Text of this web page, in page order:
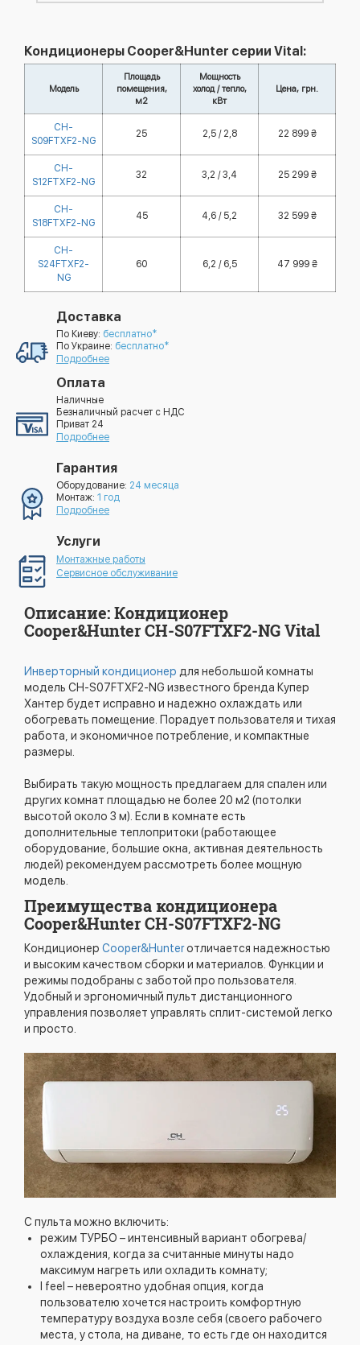
Кондиционеры Cooper&Hunter серии Vital:
Модель
Площадь
помещения,
м2
Мощность
холод / тепло,
кВт
Цена, грн.
CH-
S09FTXF2-NG
25 2,5 / 2,8 22 899 ₴
CH-
S12FTXF2-NG
32 3,2 / 3,4 25 299 ₴
CH-
S18FTXF2-NG
45 4,6 / 5,2 32 599 ₴
CH-
S24FTXF2-
NG
60 6,2 / 6,5 47 999 ₴
Доставка
По Киеву: бесплатно*
По Украине: бесплатно*
Подробнее
Оплата
Наличные
Безналичный расчет с НДС
Приват 24
Подробнее
Гарантия
Оборудование: 24 месяца
Монтаж: 1 год
Подробнее
Услуги
Монтажные работы
Сервисное обслуживание
Описание: Кондиционер
Cooper&Hunter CH-S07FTXF2-NG Vital
Инверторный кондиционер для небольшой комнаты
модель CH-S07FTXF2-NG известного бренда Купер
Хантер будет исправно и надежно охлаждать или
обогревать помещение. Порадует пользователя и тихая
работа, и экономичное потребление, и компактные
размеры.
Выбирать такую мощность предлагаем для спален или
других комнат площадью не более 20 м2 (потолки
высотой около 3 м). Если в комнате есть
дополнительные теплопритоки (работающее
оборудование, большие окна, активная деятельность
людей) рекомендуем рассмотреть более мощную
модель.
Преимущества кондиционера
Cooper&Hunter CH-S07FTXF2-NG
Кондиционер Cooper&Hunterотличается надежностью
и высоким качеством сборки и материалов. Функции и
режимы подобраны с заботой про пользователя.
Удобный и эргономичный пульт дистанционного
управления позволяет управлять сплит-системой легко
и просто.
С пульта можно включить:
режим ТУРБО – интенсивный вариант обогрева/
охлаждения, когда за считанные минуты надо
максимум нагреть или охладить комнату;
I feel – невероятно удобная опция, когда
пользователю хочется настроить комфортную
температуру воздуха возле себя (своего рабочего
места, у стола, на диване, то есть где он находится